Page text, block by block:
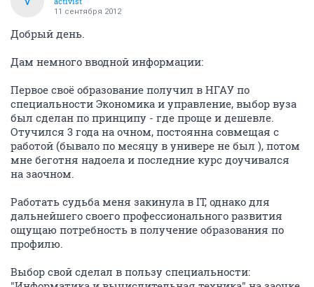
11 сентября 2012
Добрый день.
Дам немного вводной информации:
Первое своё образование получил в НГАУ по
специальности Экономика и управление, выбор вуза
был сделан по принципу - где проще и дешевле.
Отучился 3 года на очном, постоянна совмещая с
работой (бывало по месяцу в универе не был ), потом
мне беготня надоела и последние курс доучивался
на заочном.
Работать судьба меня закинула в IT, однако для
дальнейшего своего профессионального развития
ощущаю потребность в получение образования по
профилю.
Выбор свой сделал в пользу специальности: